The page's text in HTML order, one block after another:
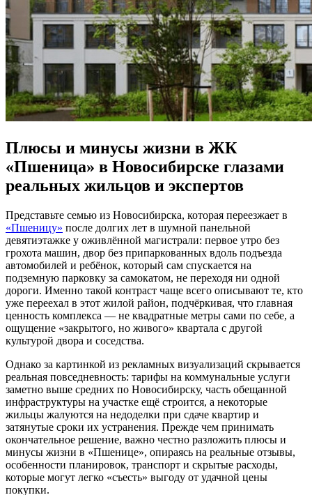
Плюсы и минусы жизни в ЖК
«Пшеница» в Новосибирске глазами
реальных жильцов и экспертов
Представьте семью из Новосибирска, которая переезжает в
«Пшеницу» после долгих лет в шумной панельной
девятиэтажке у оживлённой магистрали: первое утро без
грохота машин, двор без припаркованных вдоль подъезда
автомобилей и ребёнок, который сам спускается на
подземную парковку за самокатом, не переходя ни одной
дороги. Именно такой контраст чаще всего описывают те, кто
уже переехал в этот жилой район, подчёркивая, что главная
ценность комплекса — не квадратные метры сами по себе, а
ощущение «закрытого, но живого» квартала с другой
культурой двора и соседства.
Однако за картинкой из рекламных визуализаций скрывается
реальная повседневность: тарифы на коммунальные услуги
заметно выше средних по Новосибирску, часть обещанной
инфраструктуры на участке ещё строится, а некоторые
жильцы жалуются на недоделки при сдаче квартир и
затянутые сроки их устранения. Прежде чем принимать
окончательное решение, важно честно разложить плюсы и
минусы жизни в «Пшенице», опираясь на реальные отзывы,
особенности планировок, транспорт и скрытые расходы,
которые могут легко «съесть» выгоду от удачной цены
покупки.